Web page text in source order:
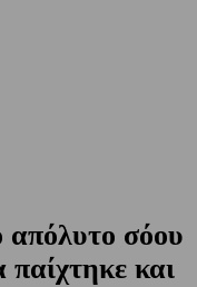
σόου
και